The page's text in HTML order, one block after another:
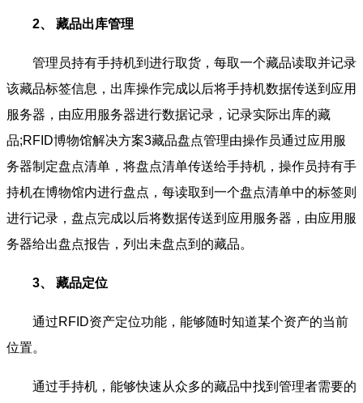
2、 藏品出库管理
管理员持有手持机到进行取货，每取一个藏品读取并记录
该藏品标签信息，出库操作完成以后将手持机数据传送到应用
服务器，由应用服务器进行数据记录，记录实际出库的藏
品;RFID博物馆解决方案3藏品盘点管理由操作员通过应用服
务器制定盘点清单，将盘点清单传送给手持机，操作员持有手
持机在博物馆内进行盘点，每读取到一个盘点清单中的标签则
进行记录，盘点完成以后将数据传送到应用服务器，由应用服
务器给出盘点报告，列出未盘点到的藏品。
3、 藏品定位
通过RFID资产定位功能，能够随时知道某个资产的当前
位置。
通过手持机，能够快速从众多的藏品中找到管理者需要的